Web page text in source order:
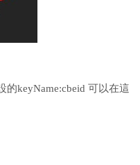
的keyName:cbeid 可以在這